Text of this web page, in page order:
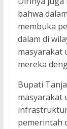
bahwa
membuka
dalam di
masyarakat
mereka
Bupati
masyarakat
pemerintah